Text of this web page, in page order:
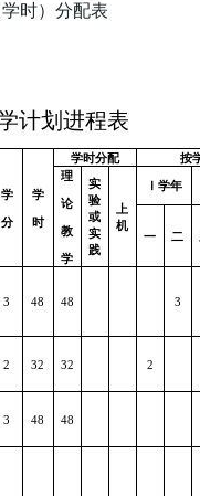
时）分配表
计划进程表
学
分
学
时
学时分配
按
理
论
教
学
实
验
或
实
践
上
机
Ⅰ 学年
一 二
3 48 48 3
2 32 32 2
3 48 48